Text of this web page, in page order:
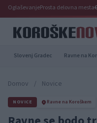
OglaševanjeProsta delovna mesta
Slovenj Gradec Ravne na
Domov / Novice
NOVICE Ravne na Koroškem